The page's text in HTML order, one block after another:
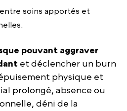
soins apportés et
pouvant aggraver
et déclencher un burn
physique et
prolongé, absence ou
déni de la